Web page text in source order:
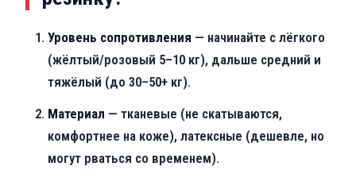
Уровень сопротивления — начинайте с лёгкого
(жёлтый/розовый 5–10 кг), дальше средний и
тяжёлый (до 30–50+ кг).
Материал — тканевые (не скатываются,
комфортнее на коже), латексные (дешевле, но
могут рваться со временем).